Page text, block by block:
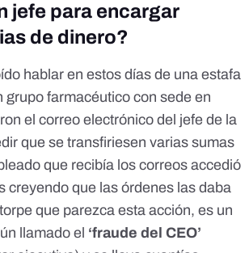
jefe para encargar
de dinero?
hablar en estos días de una estafa
grupo farmacéutico con sede en
el correo electrónico del jefe de la
que se transfiriesen varias sumas
que recibía los correos accedió
creyendo que las órdenes las daba
que parezca esta acción, es un
llamado el ‘fraude del CEO’